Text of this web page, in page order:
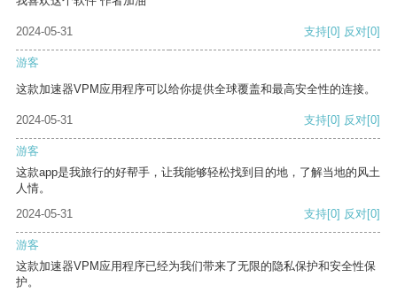
2024-05-31 支持[0] 反对[0]
游客
这款加速器VPM应用程序可以给你提供全球覆盖和最高安全性的连接。
2024-05-31 支持[0] 反对[0]
游客
这款app是我旅行的好帮手，让我能够轻松找到目的地，了解当地的风土
人情。
2024-05-31
支持[0] 反对[0]
游客
这款加速器VPM应用程序已经为我们带来了无限的隐私保护和安全性保
护。